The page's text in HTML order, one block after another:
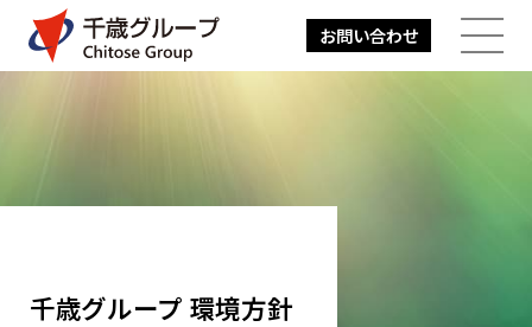
お問い合わせ メニューを
千歳グループ 環境方針